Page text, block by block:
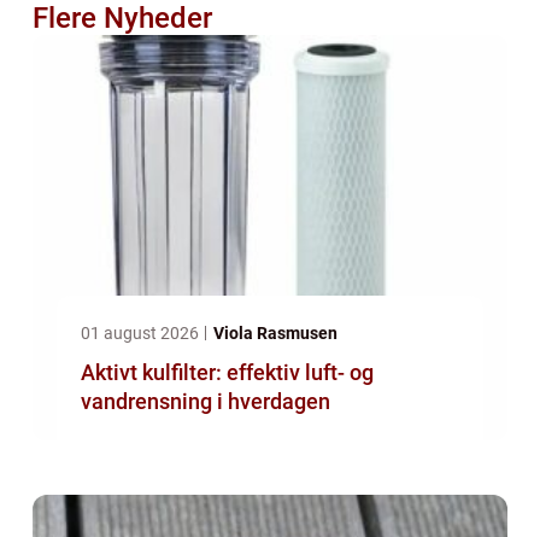
Flere Nyheder
01 august 2026 Viola Rasmusen
Aktivt kulfilter: effektiv luft- og
vandrensning i hverdagen